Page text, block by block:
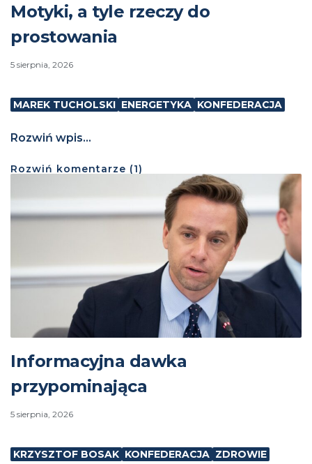
Motyki, a tyle rzeczy do
prostowania
5 sierpnia, 2026
MAREK TUCHOLSKI ENERGETYKA KONFEDERACJA
Rozwiń wpis...
Rozwiń komentarze (1)
Informacyjna dawka
przypominająca
5 sierpnia, 2026
KRZYSZTOF BOSAK KONFEDERACJA ZDROWIE